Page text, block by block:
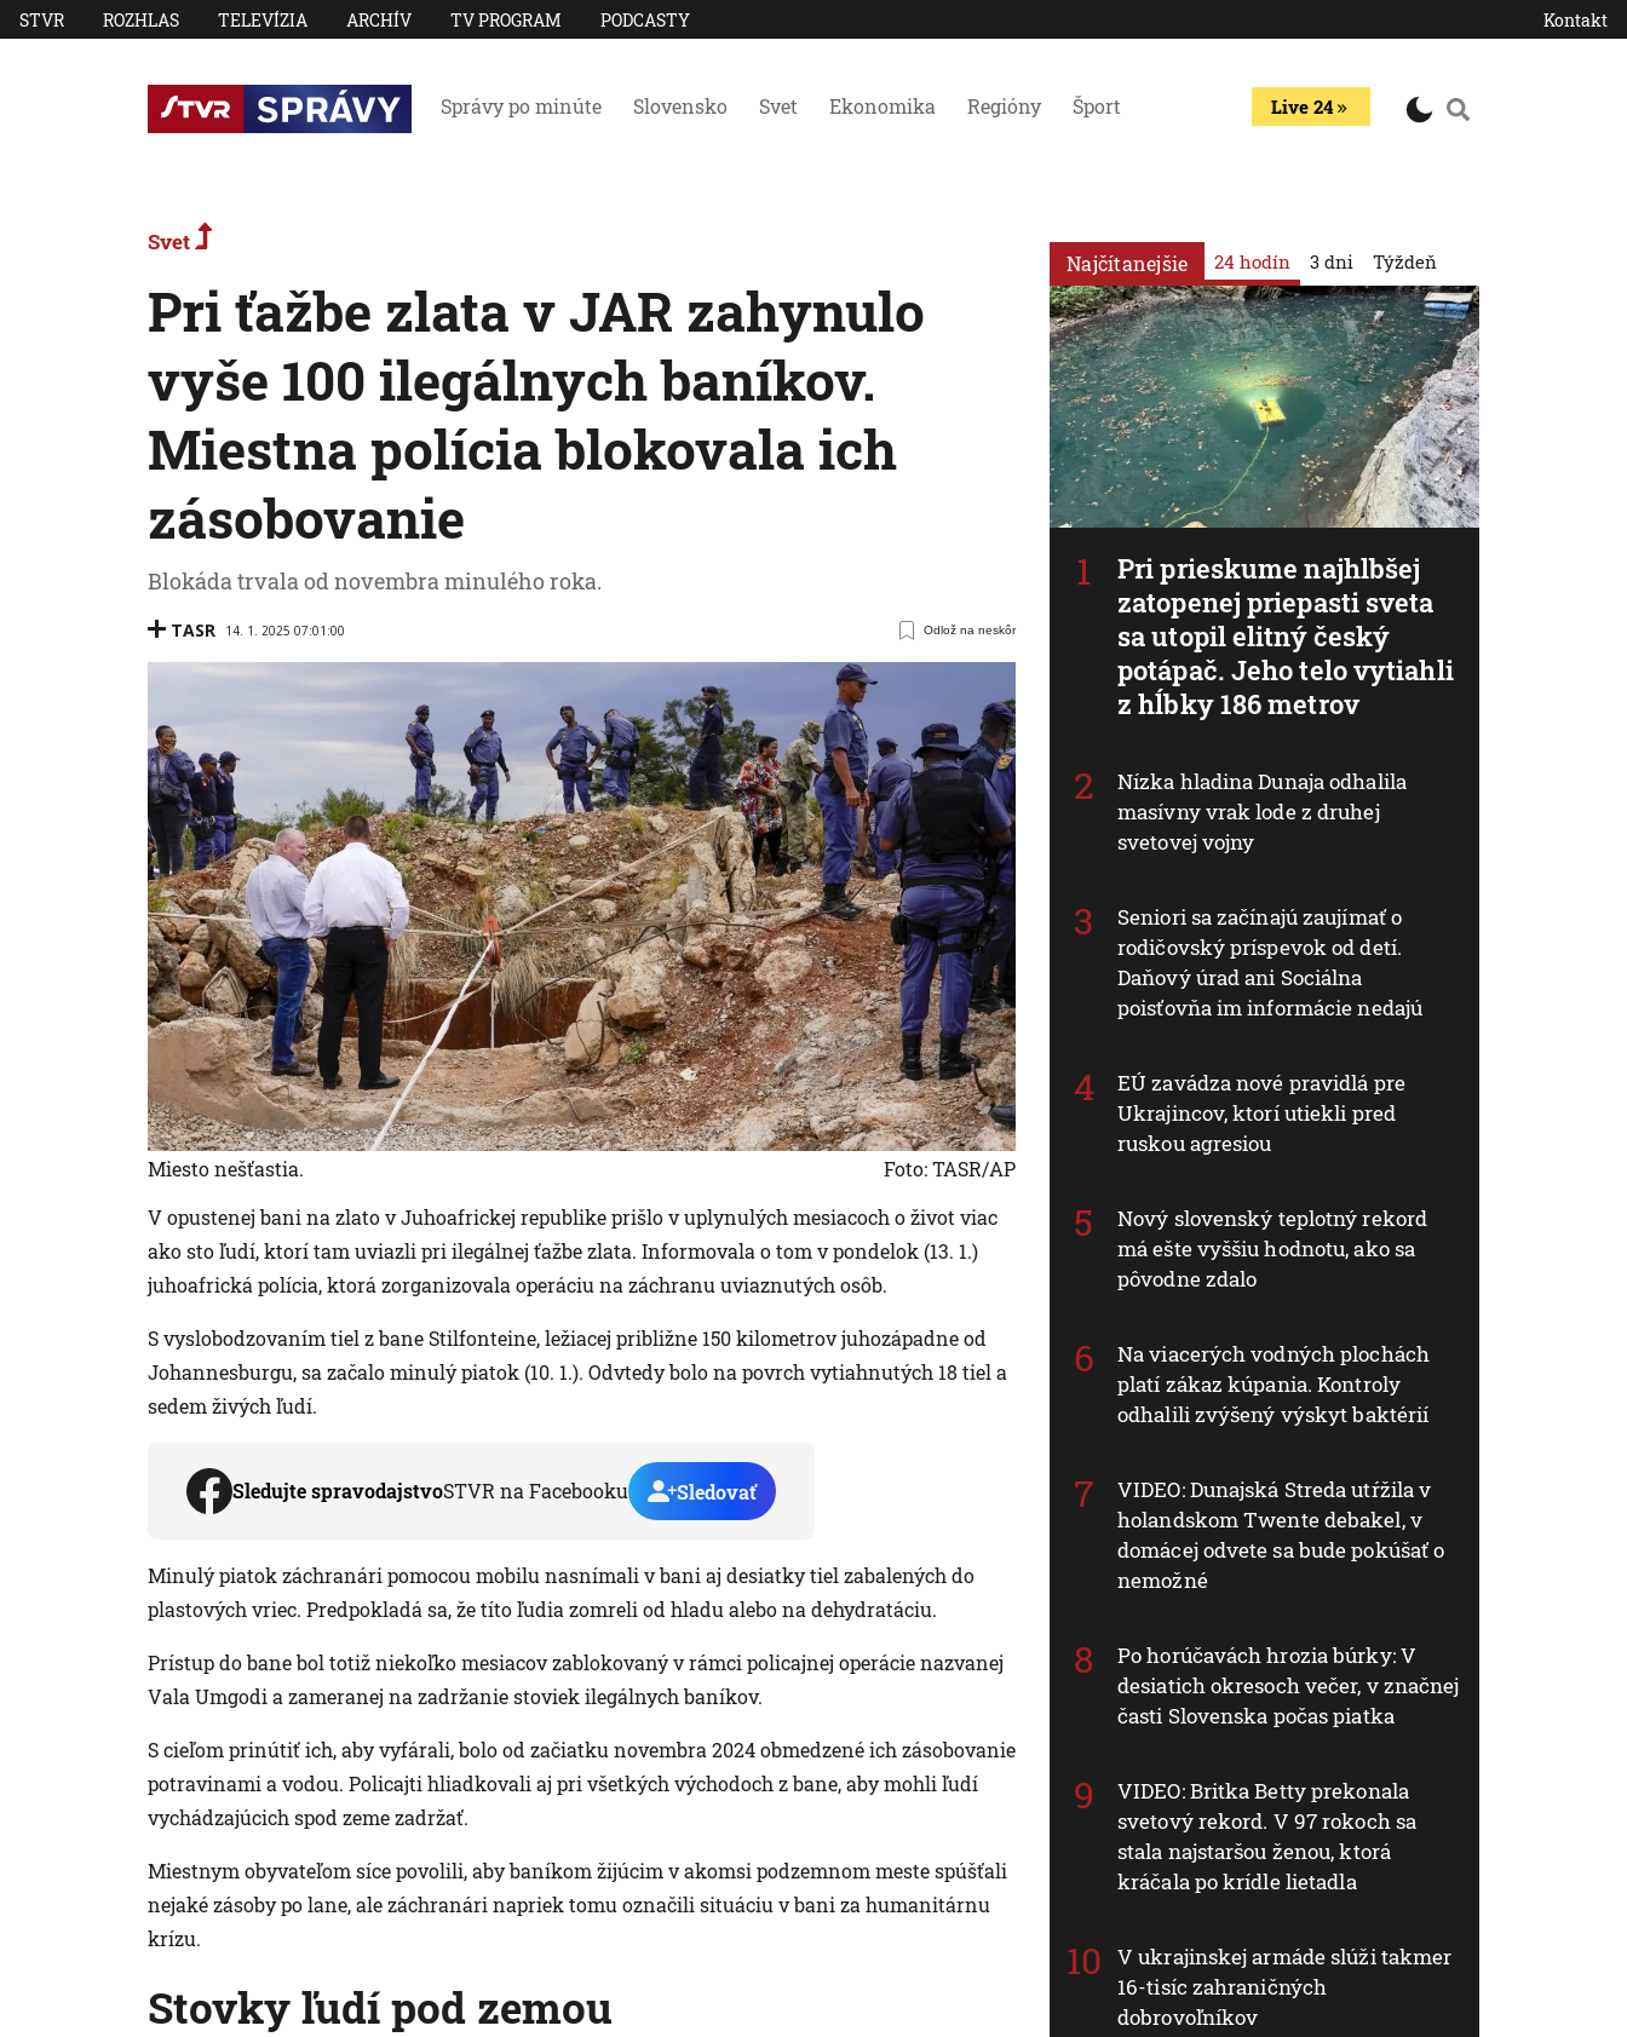
STVR ROZHLAS TELEVÍZIA ARCHÍV TV PROGRAM PODCASTY Kontakt
Správy po minúte Slovensko Svet Ekonomika Regióny Šport Live 24
Svet
Pri ťažbe zlata v JAR zahynulo
vyše 100 ilegálnych baníkov.
Miestna polícia blokovala ich
zásobovanie
Blokáda trvala od novembra minulého roka.
TASR 14. 1. 2025 07:01:00 Odlož na neskôr
Miesto nešťastia.
Foto: TASR/AP
V opustenej bani na zlato v Juhoafrickej republike prišlo v uplynulých mesiacoch o život viac
ako sto ľudí, ktorí tam uviazli pri ilegálnej ťažbe zlata. Informovala o tom v pondelok (13. 1.)
juhoafrická polícia, ktorá zorganizovala operáciu na záchranu uviaznutých osôb.
S vyslobodzovaním tiel z bane Stilfonteine, ležiacej približne 150 kilometrov juhozápadne od
Johannesburgu, sa začalo minulý piatok (10. 1.). Odvtedy bolo na povrch vytiahnutých 18 tiel a
sedem živých ľudí.
Sledujte spravodajstvoSTVR na Facebooku Sledovať
Minulý piatok záchranári pomocou mobilu nasnímali v bani aj desiatky tiel zabalených do
plastových vriec. Predpokladá sa, že títo ľudia zomreli od hladu alebo na dehydratáciu.
Prístup do bane bol totiž niekoľko mesiacov zablokovaný v rámci policajnej operácie nazvanej
Vala Umgodi a zameranej na zadržanie stoviek ilegálnych baníkov.
S cieľom prinútiť ich, aby vyfárali, bolo od začiatku novembra 2024 obmedzené ich zásobovanie
potravinami a vodou. Policajti hliadkovali aj pri všetkých východoch z bane, aby mohli ľudí
vychádzajúcich spod zeme zadržať.
Miestnym obyvateľom síce povolili, aby baníkom žijúcim v akomsi podzemnom meste spúšťali
nejaké zásoby po lane, ale záchranári napriek tomu označili situáciu v bani za humanitárnu
krízu.
Stovky ľudí pod zemou
Najčítanejšie 24 hodín
Pri prieskume najhlbšej
zatopenej priepasti sveta
sa utopil elitný český
potápač. Jeho telo vytiahli
z hĺbky 186 metrov
Nízka hladina Dunaja odhalila
masívny vrak lode z druhej
svetovej vojny
Seniori sa začínajú zaujímať o
rodičovský príspevok od detí.
Daňový úrad ani Sociálna
poisťovňa im informácie nedajú
EÚ zavádza nové pravidlá pre
Ukrajincov, ktorí utiekli pred
ruskou agresiou
Nový slovenský teplotný rekord
má ešte vyššiu hodnotu, ako sa
pôvodne zdalo
Na viacerých vodných plochách
platí zákaz kúpania. Kontroly
odhalili zvýšený výskyt baktérií
VIDEO: Dunajská Streda utŕžila v
holandskom Twente debakel, v
domácej odvete sa bude pokúšať o
nemožné
Po horúčavách hrozia búrky: V
desiatich okresoch večer, v značnej
časti Slovenska počas piatka
VIDEO: Britka Betty prekonala
svetový rekord. V 97 rokoch sa
stala najstaršou ženou, ktorá
kráčala po krídle lietadla
V ukrajinskej armáde slúži takmer
16-tisíc zahraničných
dobrovoľníkov
3 dni Týždeň